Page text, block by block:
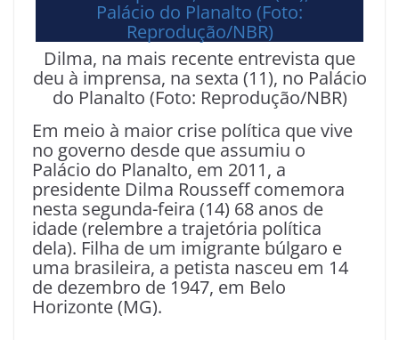
Dilma, na mais recente entrevista que
deu à imprensa, na sexta (11), no Palácio
do Planalto (Foto: Reprodução/NBR)
Em meio à maior crise política que vive
no governo desde que assumiu o
Palácio do Planalto, em 2011, a
presidente Dilma Rousseff comemora
nesta segunda-feira (14) 68 anos de
idade (relembre a trajetória política
dela). Filha de um imigrante búlgaro e
uma brasileira, a petista nasceu em 14
de dezembro de 1947, em Belo
Horizonte (MG).